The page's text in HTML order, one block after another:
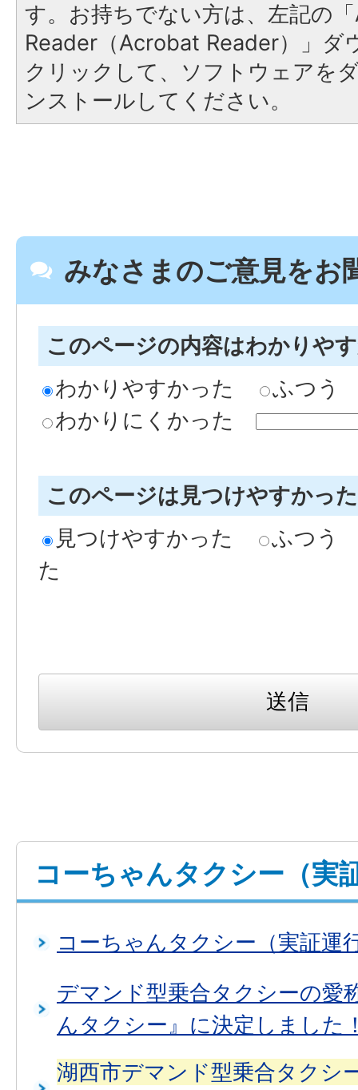
す。お持ちでない方は、左記の
Reader（Acrobat Reader）」ダ
クリックして、ソフトウェアを
ンストールしてください。
みなさまのご意見をお
このページの内容はわかりや
わかりやすかった
ふつう
わかりにくかった
このページは見つけやすかっ
見つけやすかった
ふつう
た
コーちゃんタクシー（実
コーちゃんタクシー（実証運
デマンド型乗合タクシーの愛
んタクシー』に決定しました
湖西市デマンド型乗合タクシ